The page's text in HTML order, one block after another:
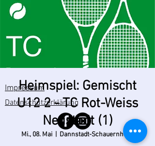
Heimspiel: Gemischt
U12 2 - TC Rot-Weiss
Neustadt (1)
Mi., 08. Mai
  |
Dannstadt-Schauernheim
Impressum
Datenschutzerklärung